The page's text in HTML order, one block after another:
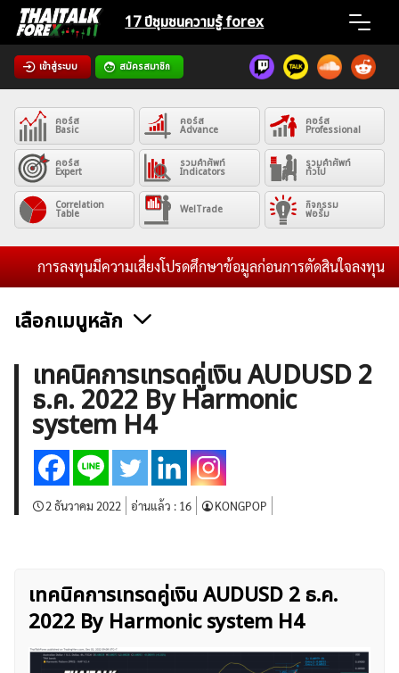
Skip
content
17 ปีชุมชนความรู้ forex
เข้าสู่ระบบ สมัครสมาชิก
Home
News
Articles
VPS Register
ค้นหา
สำหรับ:
คอร์ส
Basic
คอร์ส
Advance
คอร์ส
Professional
คอร์ส
Expert
รวมคำศัพท์
Indicators
รวมคำศัพท์
ทั่วไป
Correlation
Table WelTrade กิจกรรม
ฟอรั่ม
การลงทุนมีความเสี่ยงโปรดศึกษาข้อมูลก่อนการตัดสินใจลงทุน แล
เลือกเมนูหลัก
ข่าวฟอเร็กซ์และสกุลเงิน คริปโตเคอร์เรนซี
ฟรีซิกแนล รายวัน
บทวิเคราะห์
เศรษฐกิจทั่วไป ดัชนี-หุ้น
พันธบัตร
สินค้าโภคภัณฑ์
โบรกเกอร์ FX
กองทุน Forex
ฟรี EA
เทคนิคการเทรดคู่เงิน AUDUSD 2
ธ.ค. 2022 By Harmonic
system H4
2 ธันวาคม 2022 อ่านแล้ว : 16 KONGPOP
เทคนิคการเทรดคู่เงิน AUDUSD 2 ธ.ค.
2022 By Harmonic system H4